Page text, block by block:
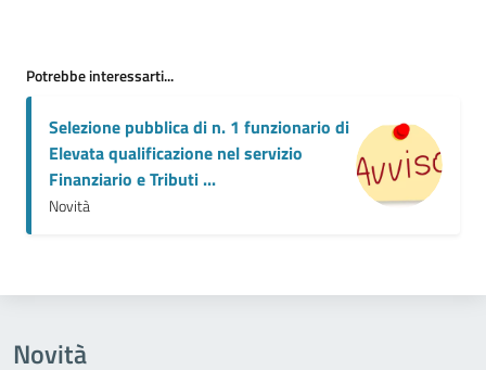
Potrebbe interessarti...
Selezione pubblica di n. 1 funzionario di
Elevata qualificazione nel servizio
Finanziario e Tributi ...
Novità
Novità